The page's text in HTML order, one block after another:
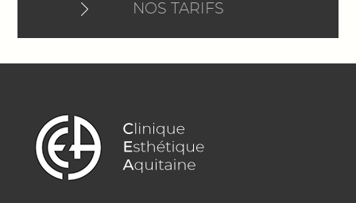
NOS TARIFS